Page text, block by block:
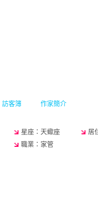
訪客簿 作家簡介
星座：天蠍座
居
職業：家管